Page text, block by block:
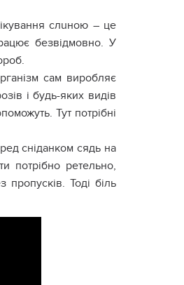
слuною – це
безвідмовно. У
сам виробляє
і будь-яких видів
Тут потрібні
сніданком сядь на
потрібно ретельно,
Тоді біль